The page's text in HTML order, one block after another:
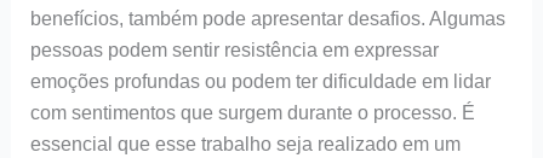
benefícios, também pode apresentar desafios. Algumas
pessoas podem sentir resistência em expressar
emoções profundas ou podem ter dificuldade em lidar
com sentimentos que surgem durante o processo. É
essencial que esse trabalho seja realizado em um